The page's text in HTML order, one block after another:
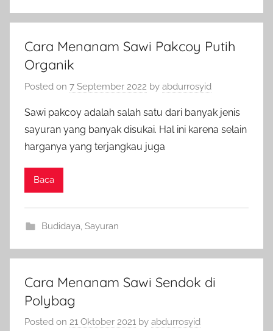
Cara Menanam Sawi Pakcoy Putih
Organik
Posted on 7 September 2022 by abdurrosyid
Sawi pakcoy adalah salah satu dari banyak jenis
sayuran yang banyak disukai. Hal ini karena selain
harganya yang terjangkau juga
Baca
Budidaya Sayuran
Cara Menanam Sawi Sendok di
Polybag
Posted on 21 Oktober 2021 by abdurrosyid